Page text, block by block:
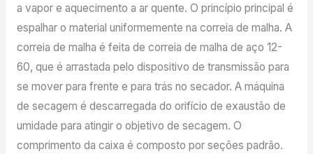
a vapor e aquecimento a ar quente. O princípio principal é
espalhar o material uniformemente na correia de malha. A
correia de malha é feita de correia de malha de aço 12-
60, que é arrastada pelo dispositivo de transmissão para
se mover para frente e para trás no secador. A máquina
de secagem é descarregada do orifício de exaustão de
umidade para atingir o objetivo de secagem. O
comprimento da caixa é composto por seções padrão.